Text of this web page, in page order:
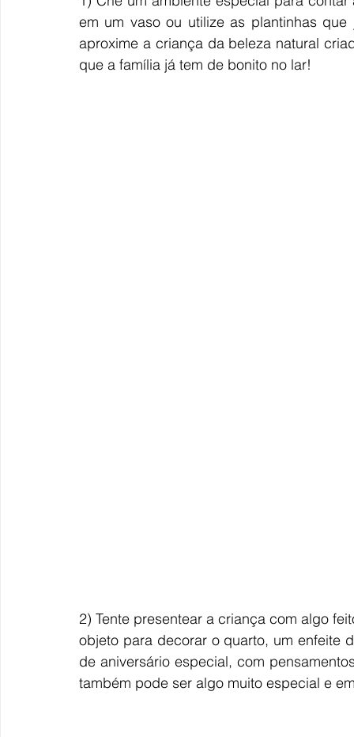
em um vaso ou utilize as plantinhas
aproxime a criança da beleza natural
que a família já tem de bonito no lar!
2) Tente presentear a criança com algo
objeto para decorar o quarto, um enfeite
de aniversário especial, com
também pode ser algo muito especial e